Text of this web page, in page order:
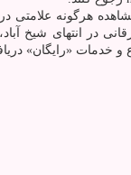
هرگونه علامتی
و خدمات «رایگان»